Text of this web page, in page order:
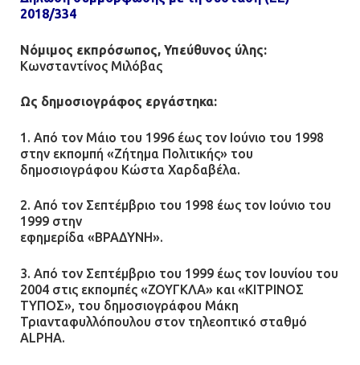
2018/334
Νόμιμος εκπρόσωπος, Υπεύθυνος ύλης:
Κωνσταντίνος Μιλόβας
Ως δημοσιογράφος εργάστηκα:
1. Από τον Μάιο του 1996 έως τον Ιούνιο του 1998
στην εκπομπή «Ζήτημα Πολιτικής» του
δημοσιογράφου Κώστα Χαρδαβέλα.
2. Από τον Σεπτέμβριο του 1998 έως τον Ιούνιο του
1999 στην
εφημερίδα «ΒΡΑΔΥΝΗ».
3. Από τον Σεπτέμβριο του 1999 έως τον Ιουνίου του
2004 στις εκπομπές «ΖΟΥΓΚΛΑ» και «ΚΙΤΡΙΝΟΣ
ΤΥΠΟΣ», του δημοσιογράφου Μάκη
Τριανταφυλλόπουλου στον τηλεοπτικό σταθμό
ALPHA.